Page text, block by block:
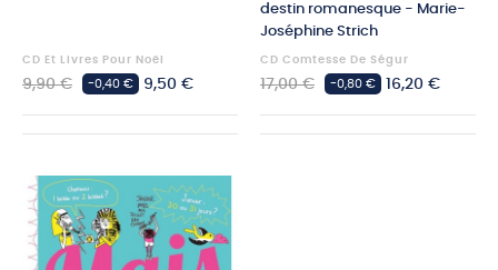
CD Et Livres Pour Noël
Prix
9,90 € -0,40 € Prix
9,50 €
destin romanesque - Marie-
Joséphine Strich
CD Comtesse De Ségur
Prix
17,00 € -0,80 € Prix
16,20 €